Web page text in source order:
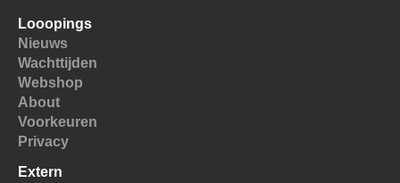
Looopings
Nieuws
Wachttijden
Webshop
About
Voorkeuren
Privacy
Extern